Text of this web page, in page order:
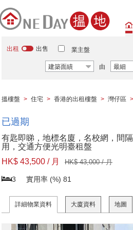
出租 出售 業主盤
建築面績 由 最細
搵樓盤 > 住宅 > 香港的出租樓盤 > 灣仔區 >
已過期
有匙即睇，地標名廈，名校網，間
用，交通方便光明臺租盤
HK$ 43,500 / 月
HK$ 43,000 / 月
3 實用率 (%) 81
詳細物業資料 大廈資料 地圖